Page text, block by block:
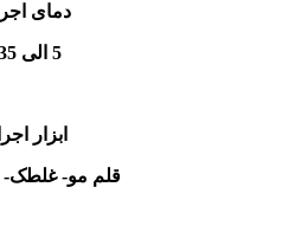
دمای اجرا
5 الی 35
ابزار اجرا
قلم مو- غلطک-